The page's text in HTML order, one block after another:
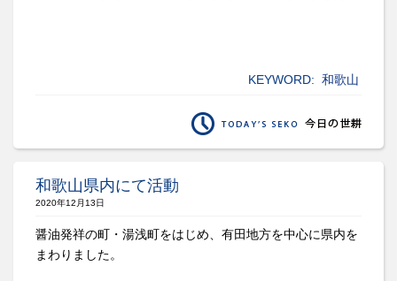
KEYWORD: 和歌山
和歌山県内にて活動
2020年12月13日
醤油発祥の町・湯浅町をはじめ、有田地方を中心に県内を
まわりました。